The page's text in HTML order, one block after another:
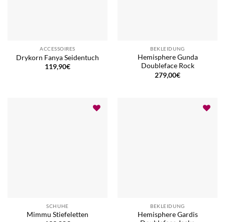
ACCESSOIRES
Drykorn Fanya Seidentuch
119,90€
BEKLEIDUNG
Hemisphere Gunda
Doubleface Rock
279,00€
SCHUHE
Mimmu Stiefeletten
BEKLEIDUNG
Hemisphere Gardis